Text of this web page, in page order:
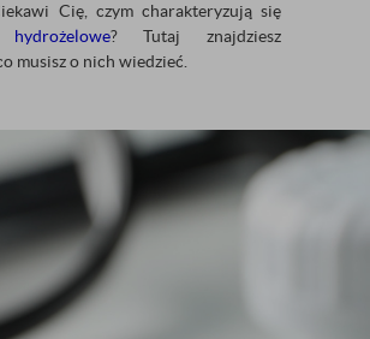
Cię, czym charakteryzują się
? Tutaj znajdziesz
musisz o nich wiedzieć.